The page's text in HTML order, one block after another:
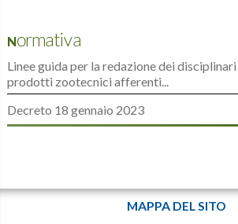
Normativa
Linee guida per la redazione dei
prodotti zootecnici afferenti...
Decreto 18 gennaio 2023
MAPPA DEL SITO